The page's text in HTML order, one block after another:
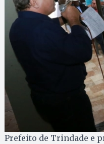
Prefeito de Trindade e